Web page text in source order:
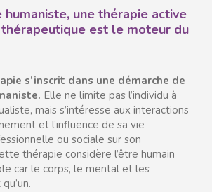
humaniste, une thérapie active
est le moteur du
s’inscrit dans une démarche de
Elle ne limite pas l’individu à
mais s’intéresse aux interactions
et l’influence de sa vie
ou sociale sur son
thérapie considère l’être humain
car le corps, le mental et les